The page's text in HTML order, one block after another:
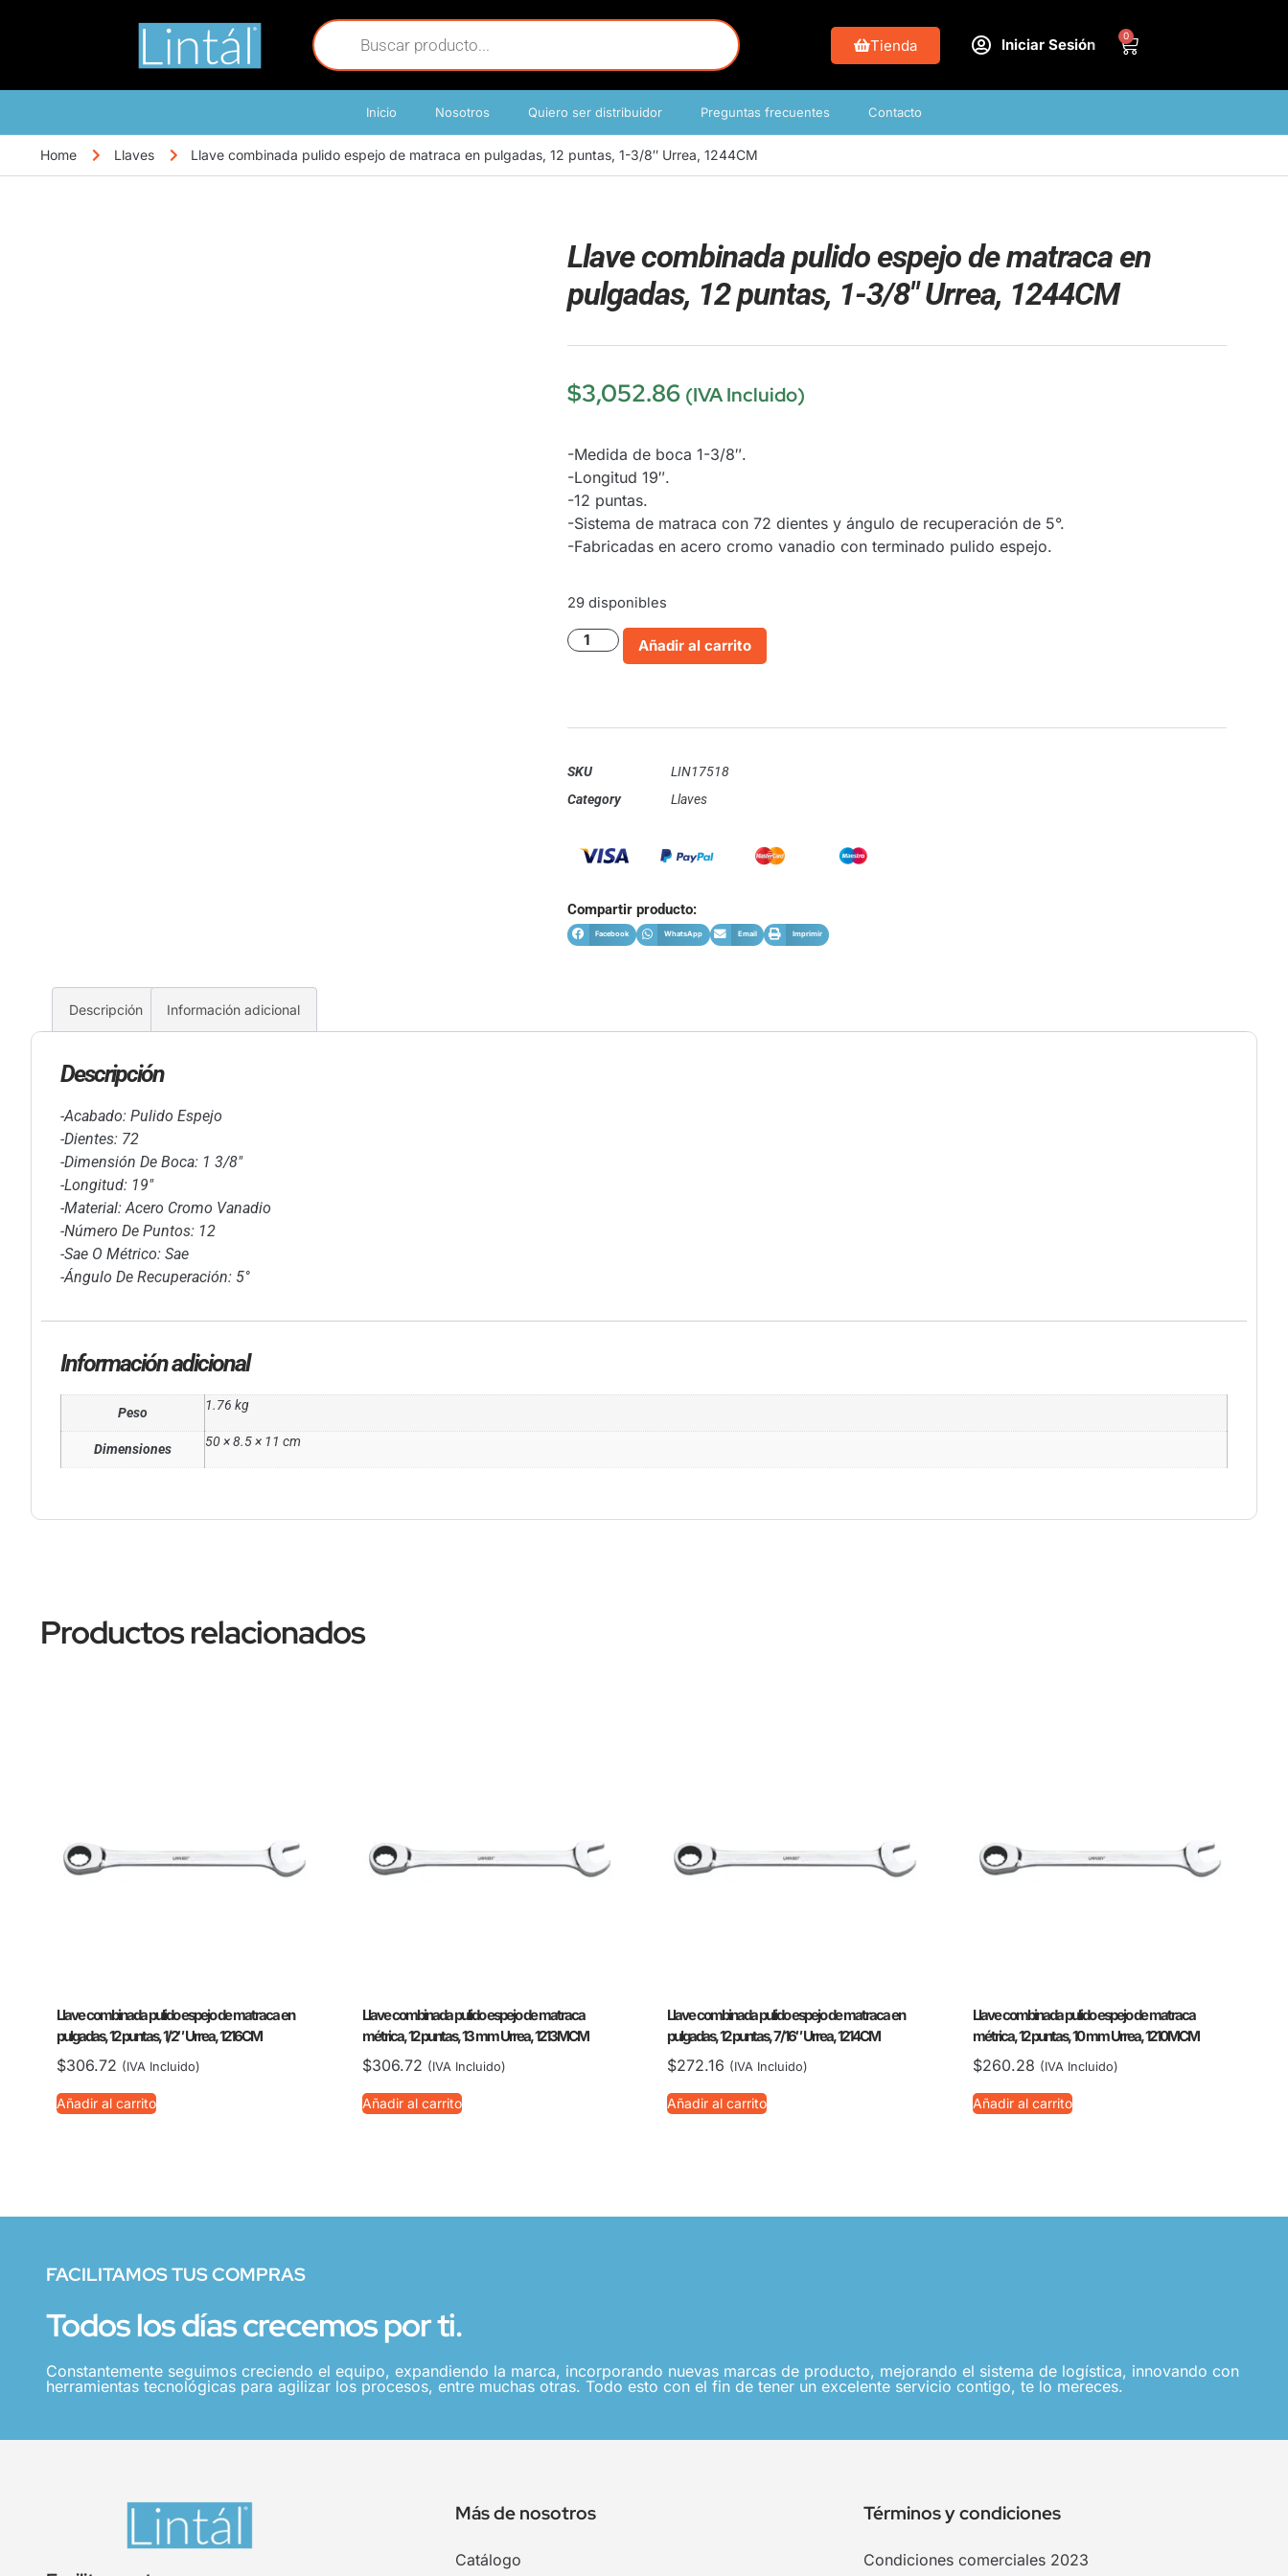
Tienda Iniciar Sesión
0
Inicio Nosotros Quiero ser distribuidor Preguntas frecuentes Contacto
Home Llaves Llave combinada pulido espejo de matraca en pulgadas, 12 puntas, 1-3/8″ Urrea, 1244CM
Llave combinada pulido espejo de matraca en
pulgadas, 12 puntas, 1-3/8″ Urrea, 1244CM
$3,052.86 (IVA Incluido)
-Medida de boca 1-3/8″.
-Longitud 19″.
-12 puntas.
-Sistema de matraca con 72 dientes y ángulo de recuperación de 5°.
-Fabricadas en acero cromo vanadio con terminado pulido espejo.
29 disponibles
Añadir al carrito
SKU
LIN17518
Category
Llaves
Compartir producto:
Facebook WhatsApp Email Imprimir
Descripción Información adicional
Descripción
-Acabado: Pulido Espejo
-Dientes: 72
-Dimensión De Boca: 1 3/8″
-Longitud: 19″
-Material: Acero Cromo Vanadio
-Número De Puntos: 12
-Sae O Métrico: Sae
-Ángulo De Recuperación: 5°
Información adicional
Peso 1.76 kg
Dimensiones 50 × 8.5 × 11 cm
Productos relacionados
Llave combinada pulido espejo de matraca en
pulgadas, 12 puntas, 1/2″ Urrea, 1216CM
$306.72 (IVA Incluido)
Añadir al carrito
Llave combinada pulido espejo de matraca
métrica, 12 puntas, 13 mm Urrea, 1213MCM
$306.72 (IVA Incluido)
Añadir al carrito
Llave combinada pulido espejo de matraca en
pulgadas, 12 puntas, 7/16″ Urrea, 1214CM
$272.16 (IVA Incluido)
Añadir al carrito
Llave combinada pulido espejo de matraca
métrica, 12 puntas, 10 mm Urrea, 1210MCM
$260.28 (IVA Incluido)
Añadir al carrito
FACILITAMOS TUS COMPRAS
Todos los días crecemos por ti.
Constantemente seguimos creciendo el equipo, expandiendo la marca, incorporando nuevas marcas de producto, mejorando el sistema de logística, innovando con
herramientas tecnológicas para agilizar los procesos, entre muchas otras. Todo esto con el fin de tener un excelente servicio contigo, te lo mereces.
Más de nosotros
Catálogo
Términos y condiciones
Condiciones comerciales 2023